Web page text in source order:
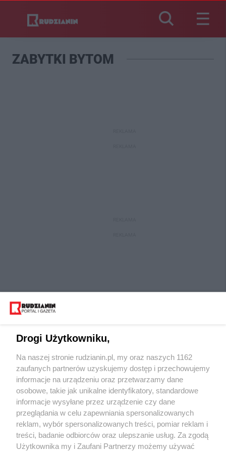
ZABYTKI BYTOM
Wydawca mediów lokalnych
Nie zapomnij
zapoznać się z:
polityką prywatności regulamin korzystania z portali
Twojemiasto Skontaktuj sięz nami
Drogi Użytkowniku,
Na naszej stronie rudzianin.pl, my oraz naszych 1162
zaufanych partnerów uzyskujemy dostęp i przechowujemy
informacje na urządzeniu oraz przetwarzamy dane
osobowe, takie jak unikalne identyfikatory, standardowe
informacje wysyłane przez urządzenie czy dane
przeglądania w celu zapewniania spersonalizowanych
reklam, wybór spersonalizowanych treści, pomiar reklam i
treści, badanie odbiorców oraz ulepszanie usług. Za zgodą
Użytkownika my i Zaufani Partnerzy możemy używać